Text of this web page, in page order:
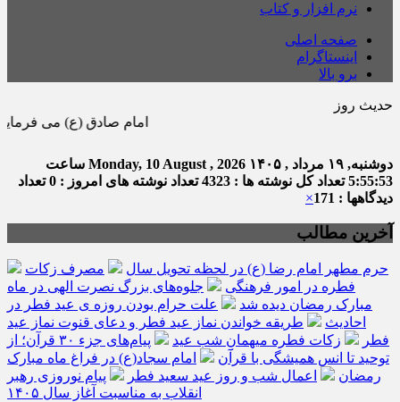
نرم افزار و کتاب
صفحه اصلی
اینستاگرام
برو بالا
حدیث روز
امام صادق (ع) می فرماید : هر
دوشنبه, ۱۹ مرداد , ۱۴۰۵ Monday, 10 August , 2026 ساعت
5:55:53تعداد کل نوشته ها : 4323 تعداد نوشته های امروز : 0
تعداد
دیدگاهها : 171
×
آخرین مطالب
حرم مطهر امام رضا (ع) در لحظه تحویل سال
مصرف زکات
فطره در امور فرهنگی
جلوه‌های بزرگ نصرت الهی در ماه
مبارک رمضان دیده شد
علت حرام بودن روزه ی عید فطر در
احادیث
طریقه خواندن نماز عید فطر و دعای قنوت نماز عید
فطر
زکات فطره میهمانِ شب عید
پیام‌های جزء ۳۰ قرآن؛ از
توحید تا انس همیشگی با قرآن
امام سجاد(ع) در فراغ ماه مبارک
رمضان
اعمال شب و روز عید سعید فطر
پیام نوروزی رهبر
انقلاب به مناسبت آغاز سال ۱۴۰۵